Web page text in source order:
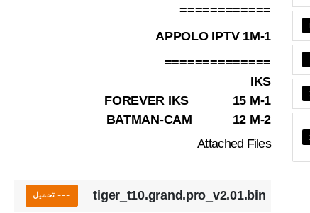
============
1-APPOLO IPTV 1M
==============
IKS
1-FOREVER IKS 15 M
2-BATMAN-CAM 12 M
Attached Files
tiger_t10.grand.pro_v2.01.bin --- تحميل